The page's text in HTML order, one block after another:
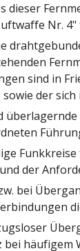
dieser
Nr.
sind in
sowie der
der
bei
bei häufigem